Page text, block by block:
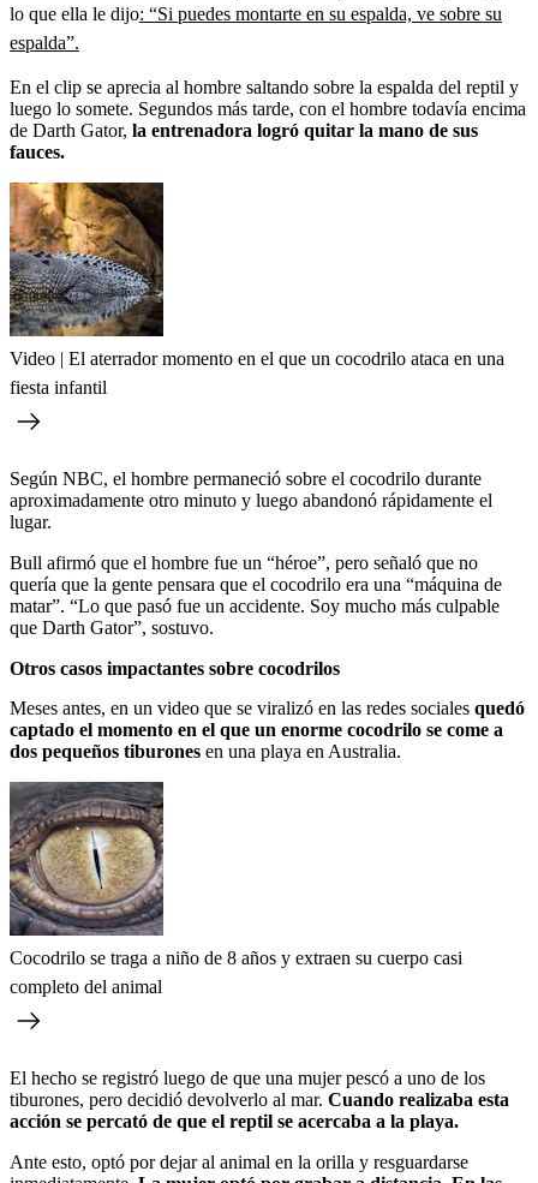
lo que ella le dijo: “Si puedes montarte en su espalda, ve sobre su
espalda”.
En el clip se aprecia al hombre saltando sobre la espalda del reptil y
luego lo somete. Segundos más tarde, con el hombre todavía encima
de Darth Gator, la entrenadora logró quitar la mano de sus
fauces.
Video | El aterrador momento en el que un cocodrilo ataca en una
fiesta infantil
Según NBC, el hombre permaneció sobre el cocodrilo durante
aproximadamente otro minuto y luego abandonó rápidamente el
lugar.
Bull afirmó que el hombre fue un “héroe”, pero señaló que no
quería que la gente pensara que el cocodrilo era una “máquina de
matar”. “Lo que pasó fue un accidente. Soy mucho más culpable
que Darth Gator”, sostuvo.
Otros casos impactantes sobre cocodrilos
Meses antes, en un video que se viralizó en las redes sociales quedó
captado el momento en el que un enorme cocodrilo se come a
dos pequeños tiburones en una playa en Australia.
Cocodrilo se traga a niño de 8 años y extraen su cuerpo casi
completo del animal
El hecho se registró luego de que una mujer pescó a uno de los
tiburones, pero decidió devolverlo al mar. Cuando realizaba esta
acción se percató de que el reptil se acercaba a la playa.
Ante esto, optó por dejar al animal en la orilla y resguardarse